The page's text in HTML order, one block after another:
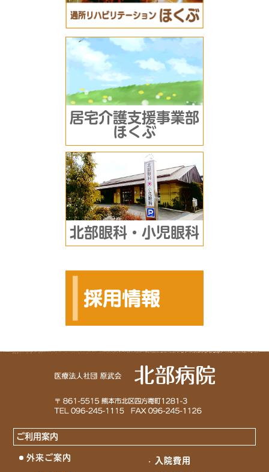
居宅介護支援事業部
ほくぶ
北部眼科・小児眼科
ご利用案内
外来ご案内 入院費用